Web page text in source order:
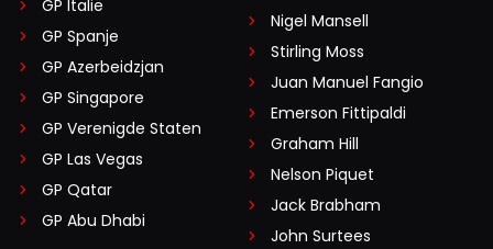
GP Italië
GP Spanje
GP Azerbeidzjan
GP Singapore
GP Verenigde Staten
GP Las Vegas
GP Qatar
GP Abu Dhabi
Nigel Mansell
Stirling Moss
Juan Manuel Fangio
Emerson Fittipaldi
Graham Hill
Nelson Piquet
Jack Brabham
John Surtees